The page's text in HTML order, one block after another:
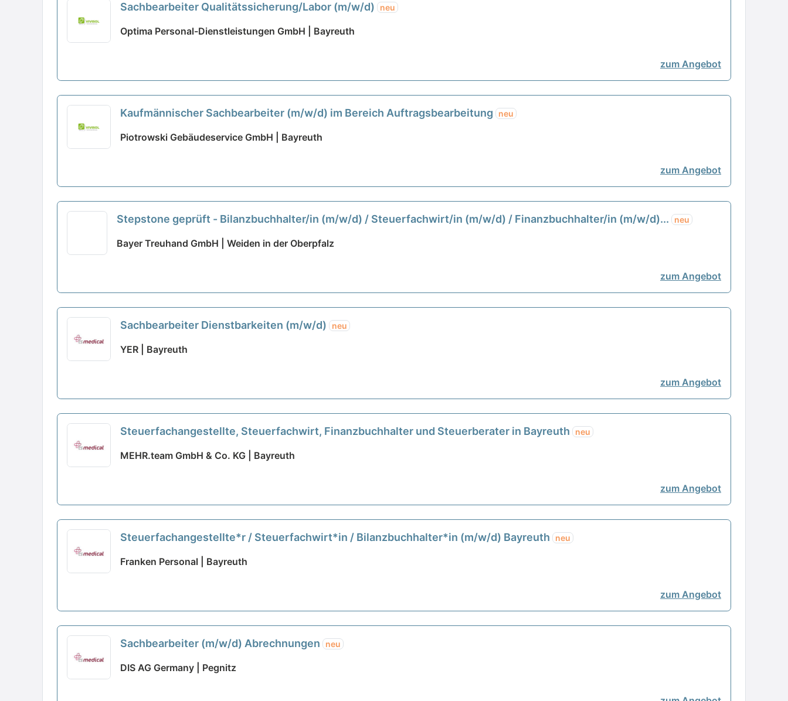
Sachbearbeiter Qualitätssicherung/Labor (m/w/d) neu
Optima Personal-Dienstleistungen GmbH | Bayreuth
zum Angebot
Kaufmännischer Sachbearbeiter (m/w/d) im Bereich Auftragsbearbeitung neu
Piotrowski Gebäudeservice GmbH | Bayreuth
zum Angebot
Stepstone geprüft - Bilanzbuchhalter/in (m/w/d) / Steuerfachwirt/in (m/w/d) / Finanzbuchhalter/in (m/w/d)... neu
Bayer Treuhand GmbH | Weiden in der Oberpfalz
zum Angebot
Sachbearbeiter Dienstbarkeiten (m/w/d) neu
YER | Bayreuth
zum Angebot
Steuerfachangestellte, Steuerfachwirt, Finanzbuchhalter und Steuerberater in Bayreuth neu
MEHR.team GmbH & Co. KG | Bayreuth
zum Angebot
Steuerfachangestellte*r / Steuerfachwirt*in / Bilanzbuchhalter*in (m/w/d) Bayreuth neu
Franken Personal | Bayreuth
zum Angebot
Sachbearbeiter (m/w/d) Abrechnungen neu
DIS AG Germany | Pegnitz